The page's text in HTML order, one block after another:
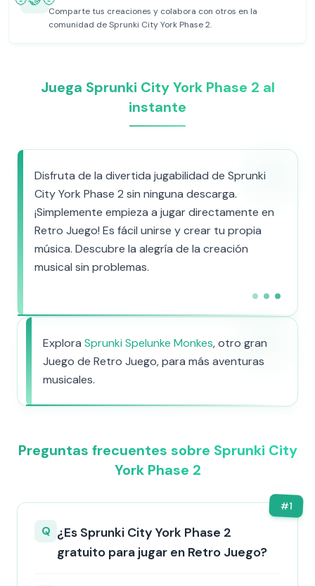
Comparte tus creaciones y colabora con otros en la
comunidad de Sprunki City York Phase 2.
Juega Sprunki City York Phase 2 al
instante
Disfruta de la divertida jugabilidad de Sprunki
City York Phase 2 sin ninguna descarga.
¡Simplemente empieza a jugar directamente en
Retro Juego! Es fácil unirse y crear tu propia
música. Descubre la alegría de la creación
musical sin problemas.
Explora Sprunki Spelunke Monkes, otro gran
Juego de Retro Juego, para más aventuras
musicales.
Preguntas frecuentes sobre Sprunki City
York Phase 2
#1
Q ¿Es Sprunki City York Phase 2
gratuito para jugar en Retro Juego?